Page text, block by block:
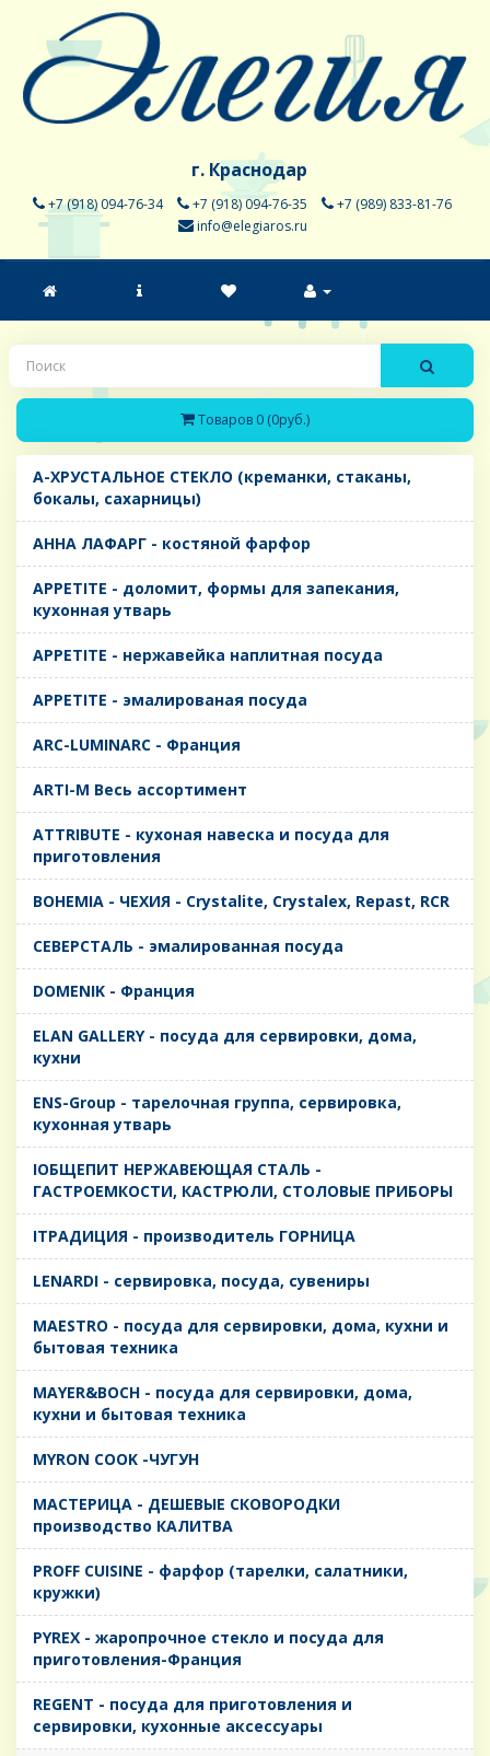
г. Краснодар
+7 (918) 094-76-34 +7 (918) 094-76-35
+7 (989) 833-81-76
info@elegiaros.ru
Товаров 0 (0руб.)
A-ХРУСТАЛЬНОЕ СТЕКЛО (креманки, стаканы,
бокалы, сахарницы)
AHHA ЛАФАРГ - костяной фарфор
APPETITE - доломит, формы для запекания,
кухонная утварь
APPETITE - нержавейка наплитная посуда
APPETITE - эмалированая посуда
ARC-LUMINARC - Франция
ARTI-M Весь ассортимент
ATTRIBUTE - кухоная навеска и посуда для
приготовления
BOHEMIA - ЧЕХИЯ - Crystalite, Crystalex, Repast, RCR
CЕВЕРСТАЛЬ - эмалированная посуда
DOMENIK - Франция
ELAN GALLERY - посуда для сервировки, дома,
кухни
ENS-Group - тарелочная группа, сервировка,
кухонная утварь
IОБЩЕПИТ НЕРЖАВЕЮЩАЯ СТАЛЬ -
ГАСТРОЕМКОСТИ, КАСТРЮЛИ, СТОЛОВЫЕ ПРИБОРЫ
IТРАДИЦИЯ - производитель ГОРНИЦА
LENARDI - сервировка, посуда, сувениры
MAESTRO - посуда для сервировки, дома, кухни и
бытовая техника
MAYER&BOCH - посуда для сервировки, дома,
кухни и бытовая техника
MYRON COOK -ЧУГУН
MАСТЕРИЦА - ДЕШЕВЫЕ СКОВОРОДКИ
производство КАЛИТВА
PROFF CUISINE - фарфор (тарелки, салатники,
кружки)
PYREX - жаропрочное стекло и посуда для
приготовления-Франция
REGENT - посуда для приготовления и
сервировки, кухонные аксессуары